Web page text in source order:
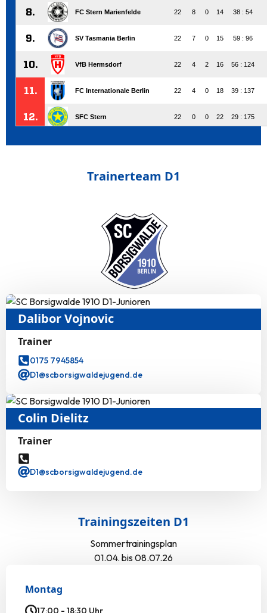
Trainerteam D1
Dalibor Vojnovic
Trainer
0175 7945854
D1@scborsigwaldejugend.de
Colin Dielitz
Trainer
D1@scborsigwaldejugend.de
Trainingszeiten D1
Sommertrainingsplan
01.04. bis 08.07.26
Montag
17:00 - 18:30 Uhr